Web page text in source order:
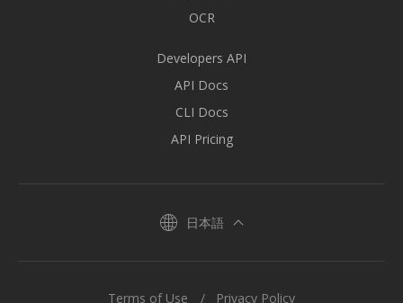
OCR
Developers API
API Docs
CLI Docs
API Pricing
日本語
Terms of Use Privacy Policy